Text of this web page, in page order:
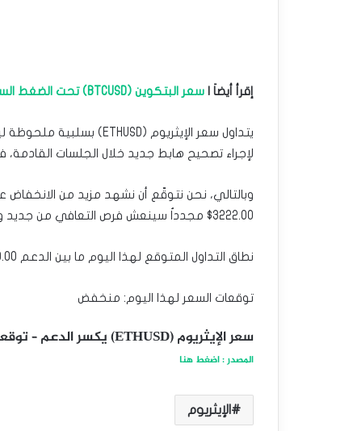
إقرأ أيضاَ | سعر البتكوين (BTCUSD) تحت الضغط السلبي – توقعات اليوم 27-01-2025
لإجراء تصحيح هابط جديد خلال الجلسات القادمة، في طريقه
وبالتالي، نحن نتوقّع أن نشهد مزيد من الانخفاض
3222.00$ مجدداُ سينعش فرص التعافي من جديد والتوجه لتحقيق مكاسب تبدأ باستهداف مناطق 3425.50$.
نطاق التداول المتوقع لهذا اليوم ما بين الدعم 3050.00$ والمقاومة 3300.00$
توقعات السعر لهذا اليوم: منخفض
سعر الإيثريوم (ETHUSD) يكسر الدعم – توقعات اليوم 27-01-2025
المصدر : اضغط هنا
الإيثريوم